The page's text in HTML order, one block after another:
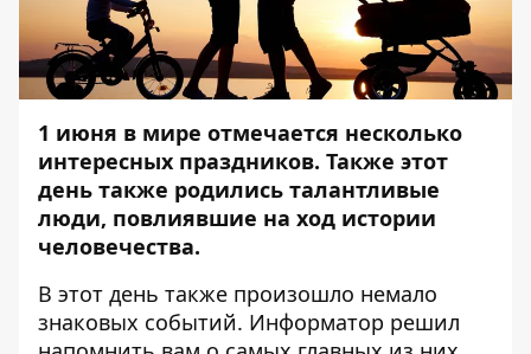
1 июня в мире отмечается несколько
интересных праздников. Также этот
день также родились талантливые
люди, повлиявшие на ход истории
человечества.
В этот день также произошло немало
знаковых событий. Информатор решил